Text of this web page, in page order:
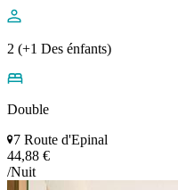
2 (+1 Des énfants)
Double
7 Route d'Epinal
44,88 €
/Nuit